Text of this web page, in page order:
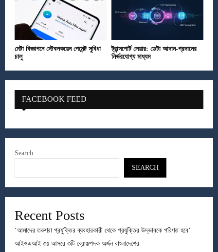
মেটা বিজ্ঞাপনে স্টেবলকয়েন পেমেন্ট সুবিধা
চালু
ট্রান্সপোর্ট লেয়ার: ডেটা আদান-প্রদানের
নির্ভরযোগ্য মাধ্যম
FACEBOOK FEED
Search
SEARCH
Recent Posts
‘আমাদের তরুণরা প্রযুক্তির ব্যবহারকারী থেকে প্রযুক্তির উদ্ভাবকে পরিণত হবে’
আইওএআই ৩য় আসরে ৩টি ব্রোঞ্জপদক অর্জন বাংলাদেশের